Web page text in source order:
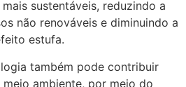
sustentáveis, reduzindo a
não renováveis e diminuindo a
estufa.
também pode contribuir
ambiente, por meio do